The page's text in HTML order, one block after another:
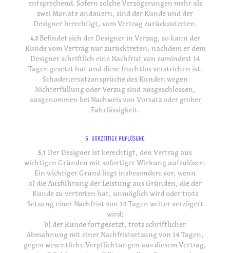
entsprechend. Sofern solche Verzögerungen mehr als
zwei Monate andauern, sind der Kunde und der
Designer berechtigt, vom Vertrag zurückzutreten.
4.3Befindet sich der Designer in Verzug, so kann der
Kunde vom Vertrag nur zurücktreten, nachdem er dem
Designer schriftlich eine Nachfrist von zumindest 14
Tagen gesetzt hat und diese fruchtlos verstrichen ist.
Schadenersatzansprüche des Kunden wegen
Nichterfüllung oder Verzug sind ausgeschlossen,
ausgenommen bei Nachweis von Vorsatz oder grober
Fahrlässigkeit.
5. VORZEITIGE AUFLÖSUNG
5.1 Der Designer ist berechtigt, den Vertrag aus
wichtigen Gründen mit sofortiger Wirkung aufzulösen.
Ein wichtiger Grund liegt insbesondere vor, wenn
a) die Ausführung der Leistung aus Gründen, die der
Kunde zu vertreten hat, unmöglich wird oder trotz
Setzung einer Nachfrist von 14 Tagen weiter verzögert
wird;
b) der Kunde fortgesetzt, trotz schriftlicher
Abmahnung mit einer Nachfristsetzung von 14 Tagen,
gegen wesentliche Verpflichtungen aus diesem Vertrag,